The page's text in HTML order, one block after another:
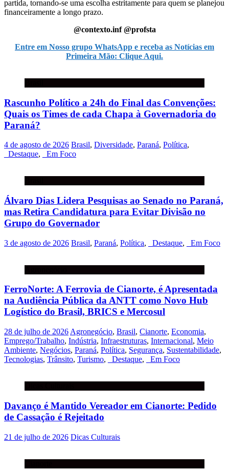
partida, tornando-se uma escolha estritamente para quem se planejou
financeiramente a longo prazo.
@contexto.inf @profsta
Entre em Nosso grupo WhatsApp e receba as Notícias em
Primeira Mão: Clique Aqui.
Rascunho Político a 24h do Final das Convenções:
Quais os Times de cada Chapa à Governadoria do
Paraná?
4 de agosto de 2026 Brasil, Diversidade, Paraná, Política,
_Destaque, _Em Foco
Álvaro Dias Lidera Pesquisas ao Senado no Paraná,
mas Retira Candidatura para Evitar Divisão no
Grupo do Governador
3 de agosto de 2026 Brasil, Paraná, Política, _Destaque, _Em Foco
FerroNorte: A Ferrovia de Cianorte, é Apresentada
na Audiência Pública da ANTT como Novo Hub
Logístico do Brasil, BRICS e Mercosul
28 de julho de 2026 Agronegócio, Brasil, Cianorte, Economia,
Emprego/Trabalho, Indústria, Infraestruturas, Internacional, Meio
Ambiente, Negócios, Paraná, Política, Segurança, Sustentabilidade,
Tecnologias, Trânsito, Turismo, _Destaque, _Em Foco
Davanço é Mantido Vereador em Cianorte: Pedido
de Cassação é Rejeitado
21 de julho de 2026 Dicas Culturais